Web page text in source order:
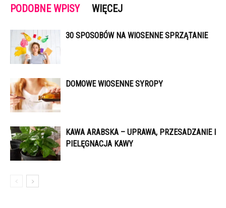
PODOBNE WPISY WIĘCEJ
30 SPOSOBÓW NA WIOSENNE SPRZĄTANIE
DOMOWE WIOSENNE SYROPY
KAWA ARABSKA – UPRAWA, PRZESADZANIE I
PIELĘGNACJA KAWY